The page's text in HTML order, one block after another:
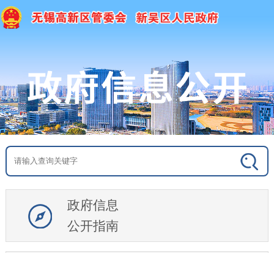
政府信息
公开指南